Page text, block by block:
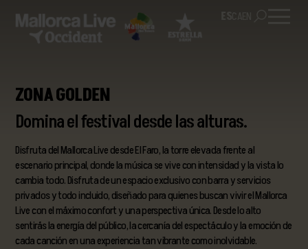
ZONA GOLDEN
Domina el festival desde las alturas.
Disfruta del Mallorca Live desde El Faro, la torre elevada frente al
escenario principal, donde la música se vive con intensidad y la vista lo
cambia todo. Disfruta de un espacio exclusivo con barra y servicios
privados y todo incluido, diseñado para quienes buscan vivir el Mallorca
Live con el máximo confort y una perspectiva única. Desde lo alto
sentirás la energía del público, la cercanía del espectáculo y la emoción de
cada canción en una experiencia tan vibrante como inolvidable.